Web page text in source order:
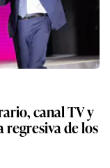
canal TV y
regresiva de los